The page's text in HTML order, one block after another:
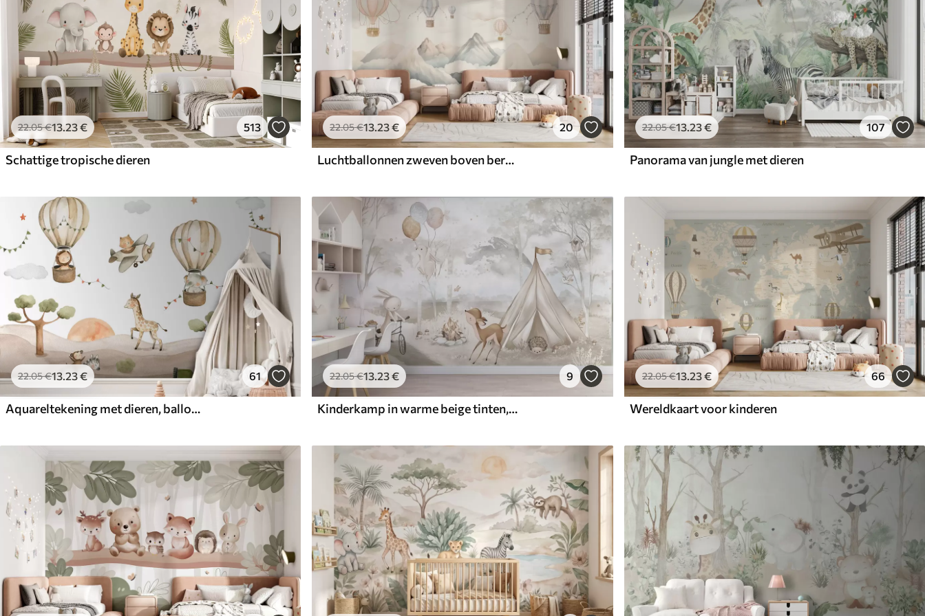
22.05€13.23€ 513
Schattige tropische dieren
22.05€13.23€ 20
Luchtballonnen zweven boven bergen in neutrale, zachte pasteltinten
22.05€13.23€ 107
Panorama van jungle met dieren
22.05€13.23€ 61
Aquareltekening met dieren, ballonnen, vliegtuig en auto
22.05€13.23€ 9
Kinderkamp in warme beige tinten, tent en bosdieren
22.05€13.23€ 66
Wereldkaart voor kinderen